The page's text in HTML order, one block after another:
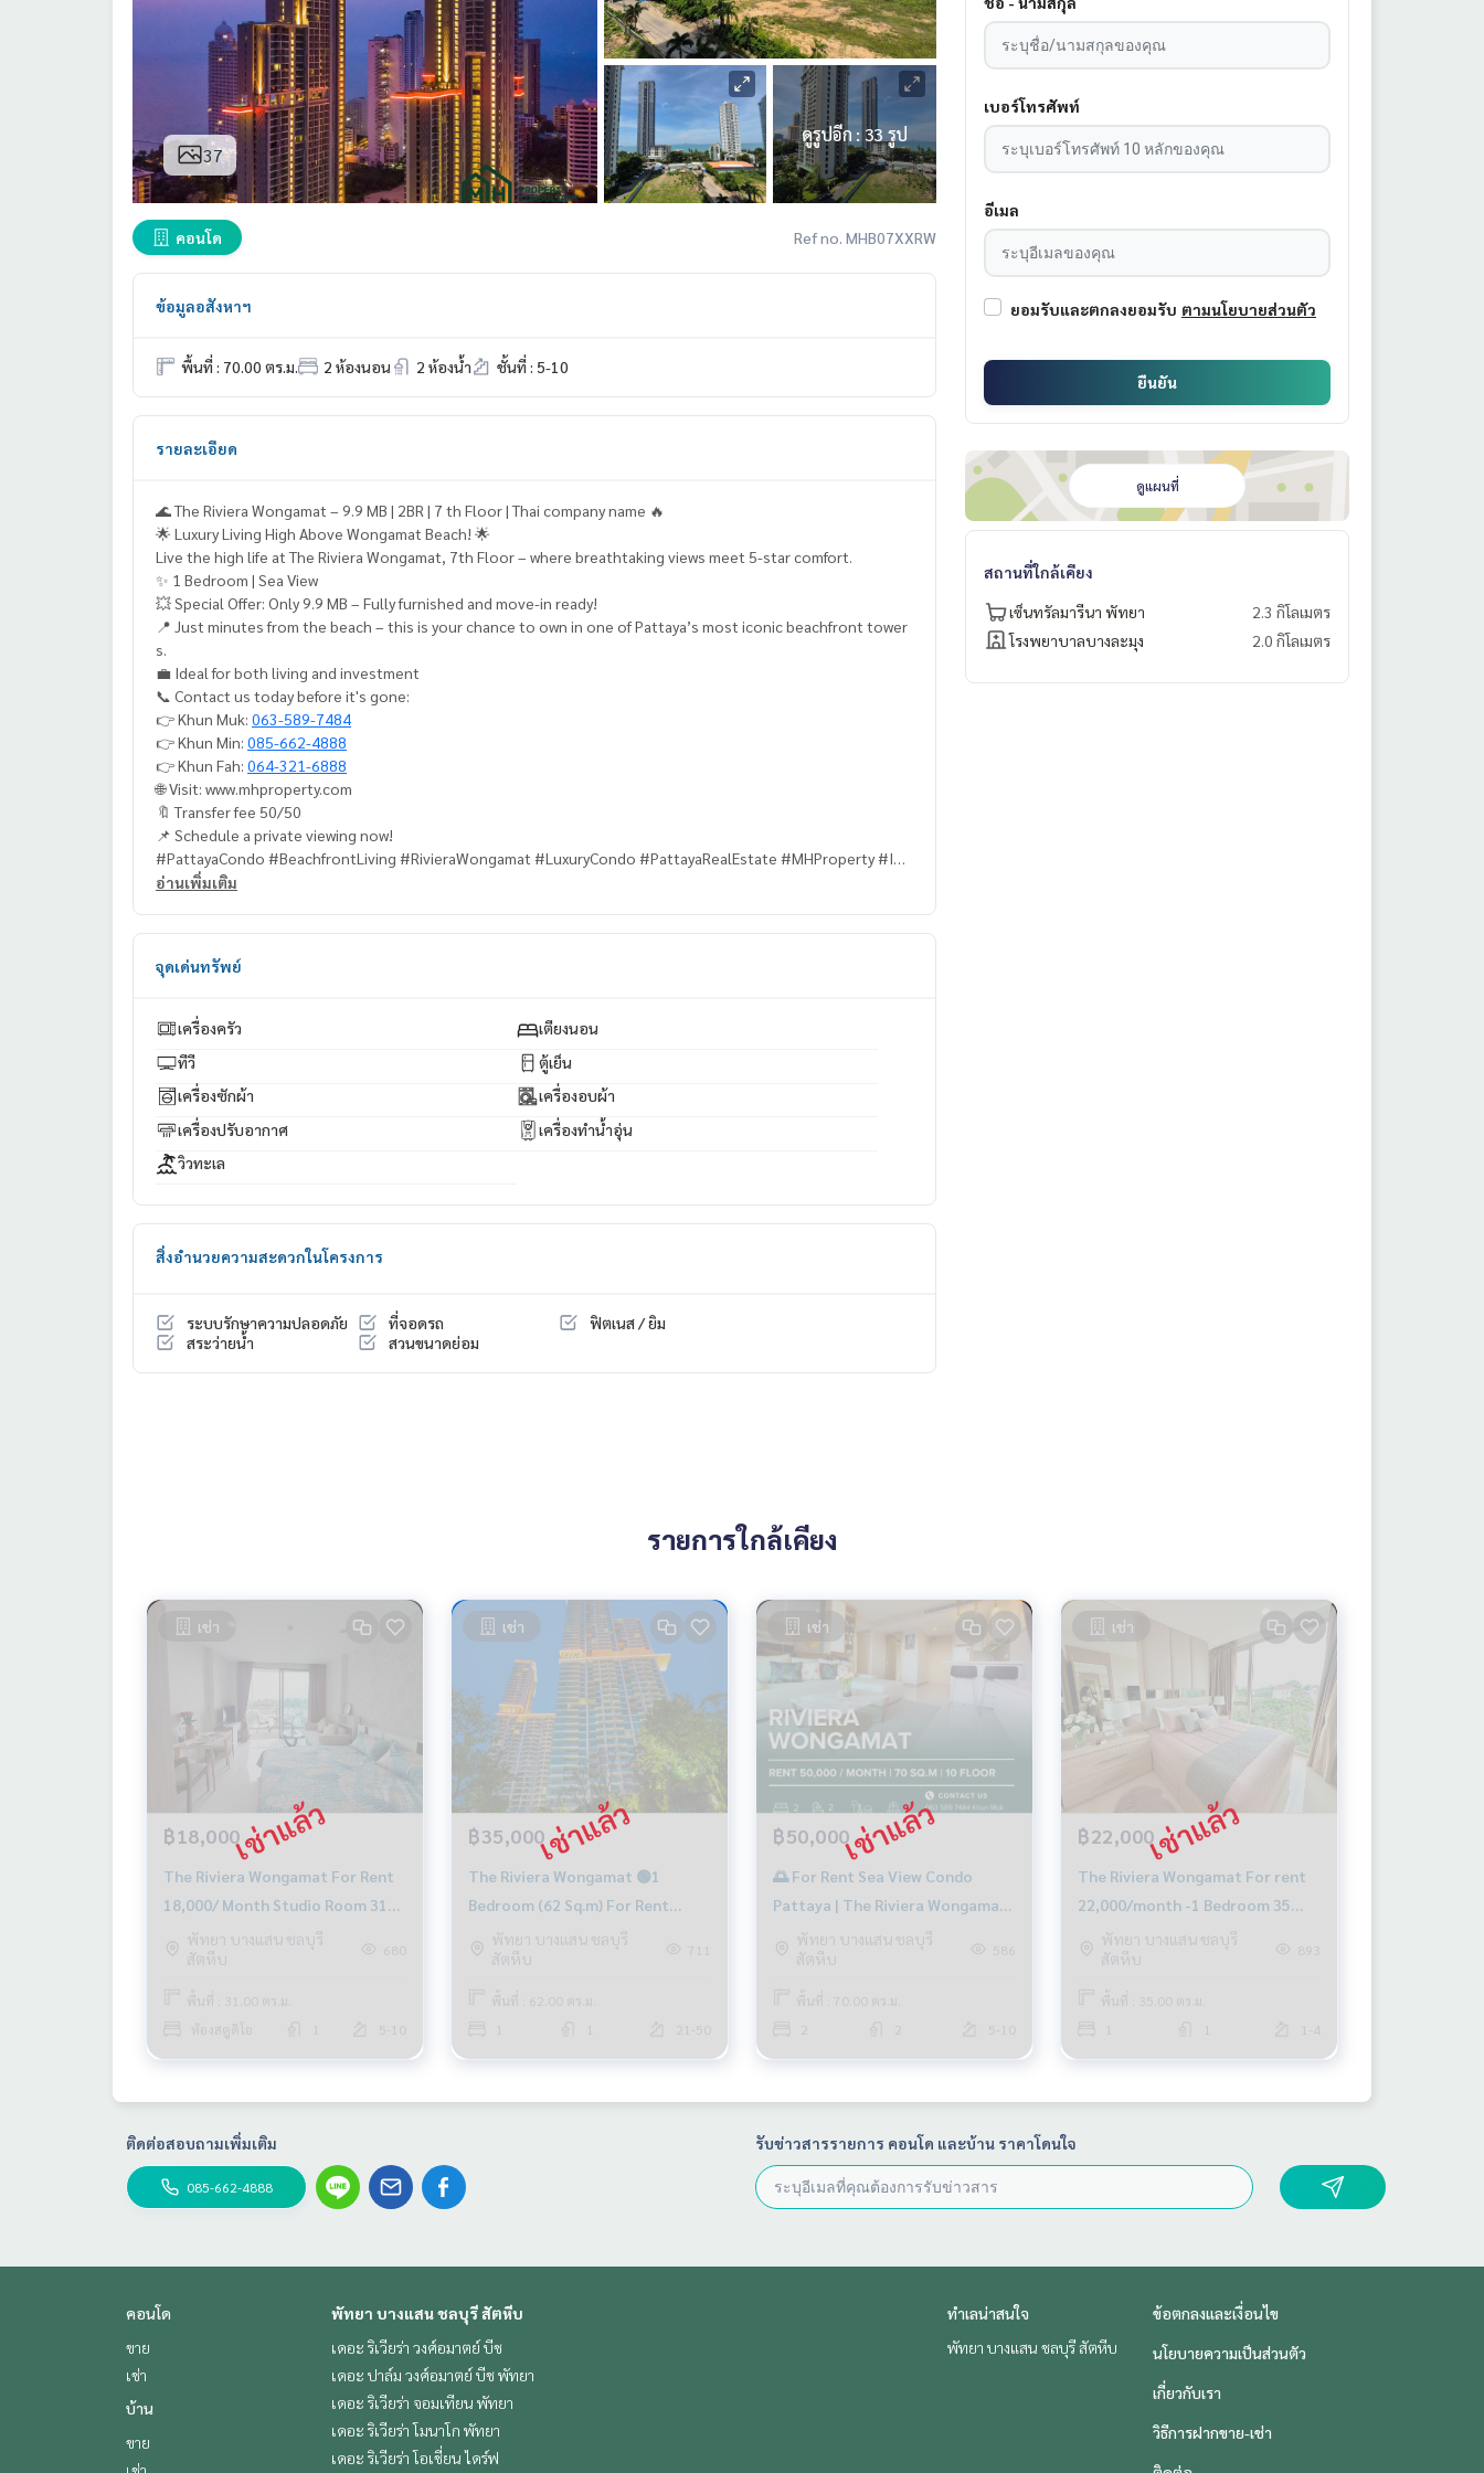
37
ดูรูปอีก : 33 รูป
คอนโด Ref no. MHB07XXRW
ข้อมูลอสังหาฯ
พื้นที่ : 70.00 ตร.ม. 2 ห้องนอน 2 ห้องน้ำ ชั้นที่ : 5-10
รายละเอียด
🌊 The Riviera Wongamat – 9.9 MB | 2BR | 7 th Floor | Thai company name 🔥
🌟 Luxury Living High Above Wongamat Beach! 🌟
Live the high life at The Riviera Wongamat, 7th Floor – where breathtaking views meet 5-star comfort.
✨ 1 Bedroom | Sea View
💥 Special Offer: Only 9.9 MB – Fully furnished and move-in ready!
📍 Just minutes from the beach – this is your chance to own in one of Pattaya’s most iconic beachfront tower
s.
💼 Ideal for both living and investment
📞 Contact us today before it's gone:
👉 Khun Muk: 063-589-7484
👉 Khun Min: 085-662-4888
👉 Khun Fah: 064-321-6888
🌐 Visit: www.mhproperty.com
🔖 Transfer fee 50/50
📌 Schedule a private viewing now!
#PattayaCondo #BeachfrontLiving #RivieraWongamat #LuxuryCondo #PattayaRealEstate #MHProperty #Inv
📍 เดินเพียงไม่กี่นาทีถึงชายหาด ทำเลดีที่สุดในพัทยา
💼 เหมาะสำหรับอยู่อาศัยและลงทุน
📞 สนใจสอบถามเพิ่มเติม:
👉 คุณมุก:063-589-7484
👉 คุณฟ้า:064-321-6888
🌐 เว็บไซต์: www.mhproperty.com
📌 นัดชมคอนโดได้เลยวันนี้!
#คอนโดพัทยา #คอนโดริมทะเล #ริเวียร่าวงศ์อมาตย์ #คอนโดหรู #อสังหาริมทรัพย์พัทยา #MHProperty #ลงทุนอสังหา
#คอนโดวิวสูง #พัทยาชลบุรี #คอนโดพร้อมอยู่
อ่านเพิ่มเติม
จุดเด่นทรัพย์
เครื่องครัว
เตียงนอน
ทีวี
ตู้เย็น
เครื่องซักผ้า
เครื่องอบผ้า
เครื่องปรับอากาศ
เครื่องทำน้ำอุ่น
วิวทะเล
สิ่งอำนวยความสะดวกในโครงการ
ระบบรักษาความปลอดภัย ที่จอดรถ
ฟิตเนส / ยิม
สระว่ายน้ำ
สวนขนาดย่อม
เบอร์โทรศัพท์
อีเมล
ยอมรับและตกลงยอมรับ ตามนโยบายส่วนตัว
ยืนยัน
ดูแผนที่
สถานที่ใกล้เคียง
เซ็นทรัลมารีนา พัทยา
2.3 กิโลเมตร
โรงพยาบาลบางละมุง
2.0 กิโลเมตร
รายการใกล้เคียง
เช่า
฿18,000
The Riviera Wongamat For Rent
18,000/ Month Studio Room 31
Sq.mพัทยา บางแสน ชลบุรี
สัตหีบ
680
พื้นที่ : 31.00 ตร.ม.
ห้องสตูดิโอ
5-10
เช่า
฿35,000
The Riviera Wongamat 🟢1
Bedroom (62 Sq.m) For Rent
35,000/Month
พัทยา บางแสน ชลบุรี
สัตหีบ
711
พื้นที่ : 62.00 ตร.ม.
21-50
เช่า
฿50,000
🌅 For Rent Sea View Condo
Pattaya | The Riviera Wongamat |
2 Bedroom 70 SQ.M. | 50K/ month
พัทยา บางแสน ชลบุรี
สัตหีบ
586
พื้นที่ : 70.00 ตร.ม.
5-10
เช่า
฿22,000
The Riviera Wongamat For rent
22,000/month -1 Bedroom 35
Sq.m New room
พัทยา บางแสน ชลบุรี
สัตหีบ
893
พื้นที่ : 35.00 ตร.ม.
1-4
ติดต่อสอบถามเพิ่มเติม
085-662-4888
รับข่าวสารรายการ คอนโด และบ้าน ราคาโดนใจ
คอนโด
ขาย
เช่า
บ้าน
ขาย
พัทยา บางแสน ชลบุรี สัตหีบ
เดอะ ริเวียร่า วงศ์อมาตย์ บีช
เดอะ ปาล์ม วงศ์อมาตย์ บีช พัทยา
เดอะ ริเวียร่า จอมเทียน พัทยา
เดอะ ริเวียร่า โมนาโก พัทยา
เดอะ ริเวียร่า โอเชี่ยน ไดร์ฟ
ทำเลน่าสนใจ
พัทยา บางแสน ชลบุรี สัตหีบ
ข้อตกลงและเงื่อนไข
นโยบายความเป็นส่วนตัว
เกี่ยวกับเรา
วิธีการฝากขาย-เช่า